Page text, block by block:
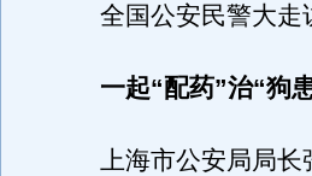
全国公安民警大走
一起“配药”治“狗
上海市公安局局长